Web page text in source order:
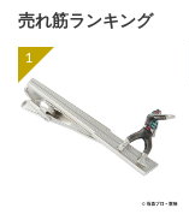
売れ筋ランキング
1